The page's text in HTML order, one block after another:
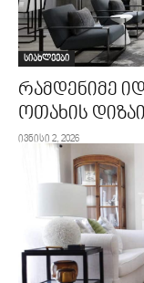
სიახლეები
რამდენიმე
ოთახის
ივნისი 2, 2026